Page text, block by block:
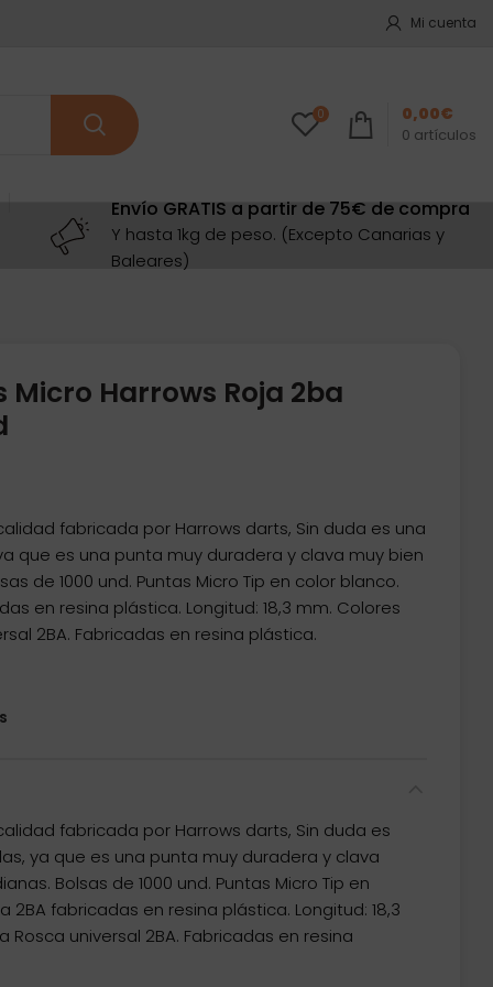
Mi cuenta
0
0 artículos
0,00€
Envío GRATIS a partir de 75€ de compra
Y hasta 1kg de peso. (Excepto Canarias y
Baleares)
Harrows Roja 2ba
fabricada por Harrows darts, Sin duda es una
que es una punta muy duradera y clava muy bien
de 1000 und. Puntas Micro Tip en color blanco.
en resina plástica. Longitud: 18,3 mm. Colores
2BA. Fabricadas en resina plástica.
fabricada por Harrows darts, Sin duda es
ya que es una punta muy duradera y clava
Bolsas de 1000 und. Puntas Micro Tip en
2BA fabricadas en resina plástica. Longitud: 18,3
Rosca universal 2BA. Fabricadas en resina